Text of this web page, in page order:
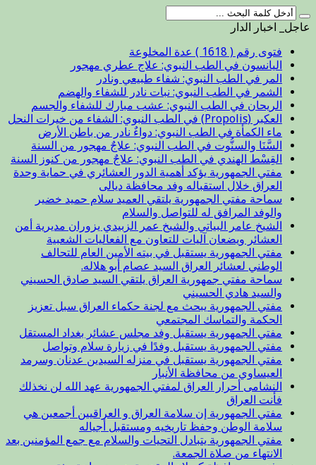
عاجل_ اخبار الدار
فتوى رقم ( 1618 ) عدة المخلوعة
اليانسون في الطب النبوي: علاج عطري مهجور
المر في الطب النبوي: شفاء طبيعي ونادر
الشمر في الطب النبوي: نبات نادر للشفاء والهضم
الريحان في الطب النبوي: عشب مبارك للشفاء والجسم
العكبر (Propolis) في الطب النبوي: الشفاء من خيرات النحل
ماء الكمأة في الطب النبوي: دواءٌ نادر من باطن الأرض
السَّنَا والسنُّوت في الطب النبوي: علاجٌ مهجور من السنة
القِسْط الهندي في الطب النبوي: علاجٌ مهجور من كنوز السنة
مفتي الجمهورية يؤكد أهمية الدور العشائري في حماية وحدة
العراق خلال استقباله وفد محافظة ديالى
سماحة مفتي الجمهورية يلتقي العميد سلام حميد خضير
والوفد المرافق له للتواصل والسلام
الشيخ عامر البياتي والشيخ عمر الزبيدي يزوران مديرية أمن
العشائر ويضعان آليات للتعاون مع الفعاليات الشعبية
مفتي الجمهورية يستقبل في بيته الأمين العام للتحالف
الوطني لعشائر العراق السيد عصام أبو هلاله.
سماحة مفتي جمهورية العراق يلتقي السيد صادق الحسيني
والسيد هادي الحسيني
مفتي الجمهورية يبحث مع لجنة حكماء العراق سبل تعزيز
الحكمة والتماسك المجتمعي
مفتي الجمهورية يستقبل وفد مجلس عشائر بغداد المستقل
مفتي الجمهورية يستقبل وفدًا في زيارة سلام وتواصل
مفتي الجمهورية يستقبل في منزله السيدين عدنان وسرمد
العيساوي من محافظة الأنبار
النشامى أحرار العراق لمفتي الجمهورية عهد الله لن نخذلك
فأنت العراق
مفتي الجمهورية إن سلامة العراق و العراقيين أجمعين هي
سلامة الوطن وحفظ تاريخيه ومستقبل أجياله
مفتي الجمهورية يتبادل التحيات والسلام مع جمع المؤمنين بعد
الانتهاء من صلاة الجمعة.